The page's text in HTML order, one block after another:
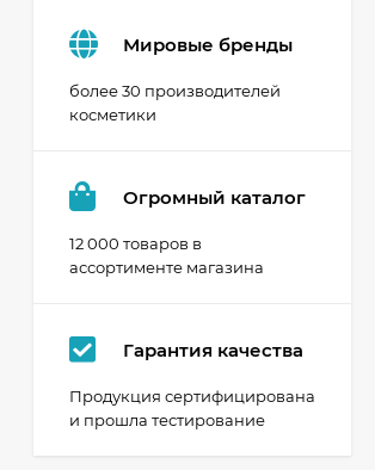
Мировые бренды
более 30 производителей
косметики
Огромный каталог
12 000 товаров в
ассортименте магазина
Гарантия качества
Продукция сертифицирована
и прошла тестирование